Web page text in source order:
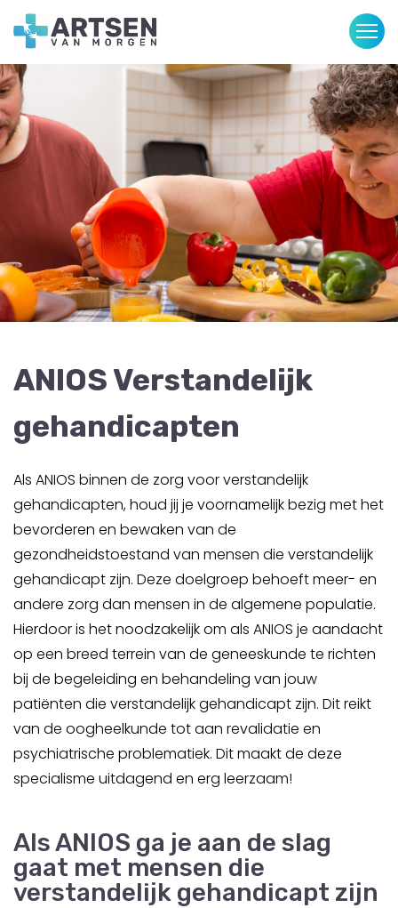
ANIOS Verstandelijk
gehandicapten
Als ANIOS binnen de zorg voor verstandelijk
gehandicapten, houd jij je voornamelijk bezig met het
bevorderen en bewaken van de
gezondheidstoestand van mensen die verstandelijk
gehandicapt zijn. Deze doelgroep behoeft meer- en
andere zorg dan mensen in de algemene populatie.
Hierdoor is het noodzakelijk om als ANIOS je aandacht
op een breed terrein van de geneeskunde te richten
bij de begeleiding en behandeling van jouw
patiënten die verstandelijk gehandicapt zijn. Dit reikt
van de oogheelkunde tot aan revalidatie en
psychiatrische problematiek. Dit maakt de deze
specialisme uitdagend en erg leerzaam!
Als ANIOS ga je aan de slag
gaat met mensen die
verstandelijk gehandicapt zijn